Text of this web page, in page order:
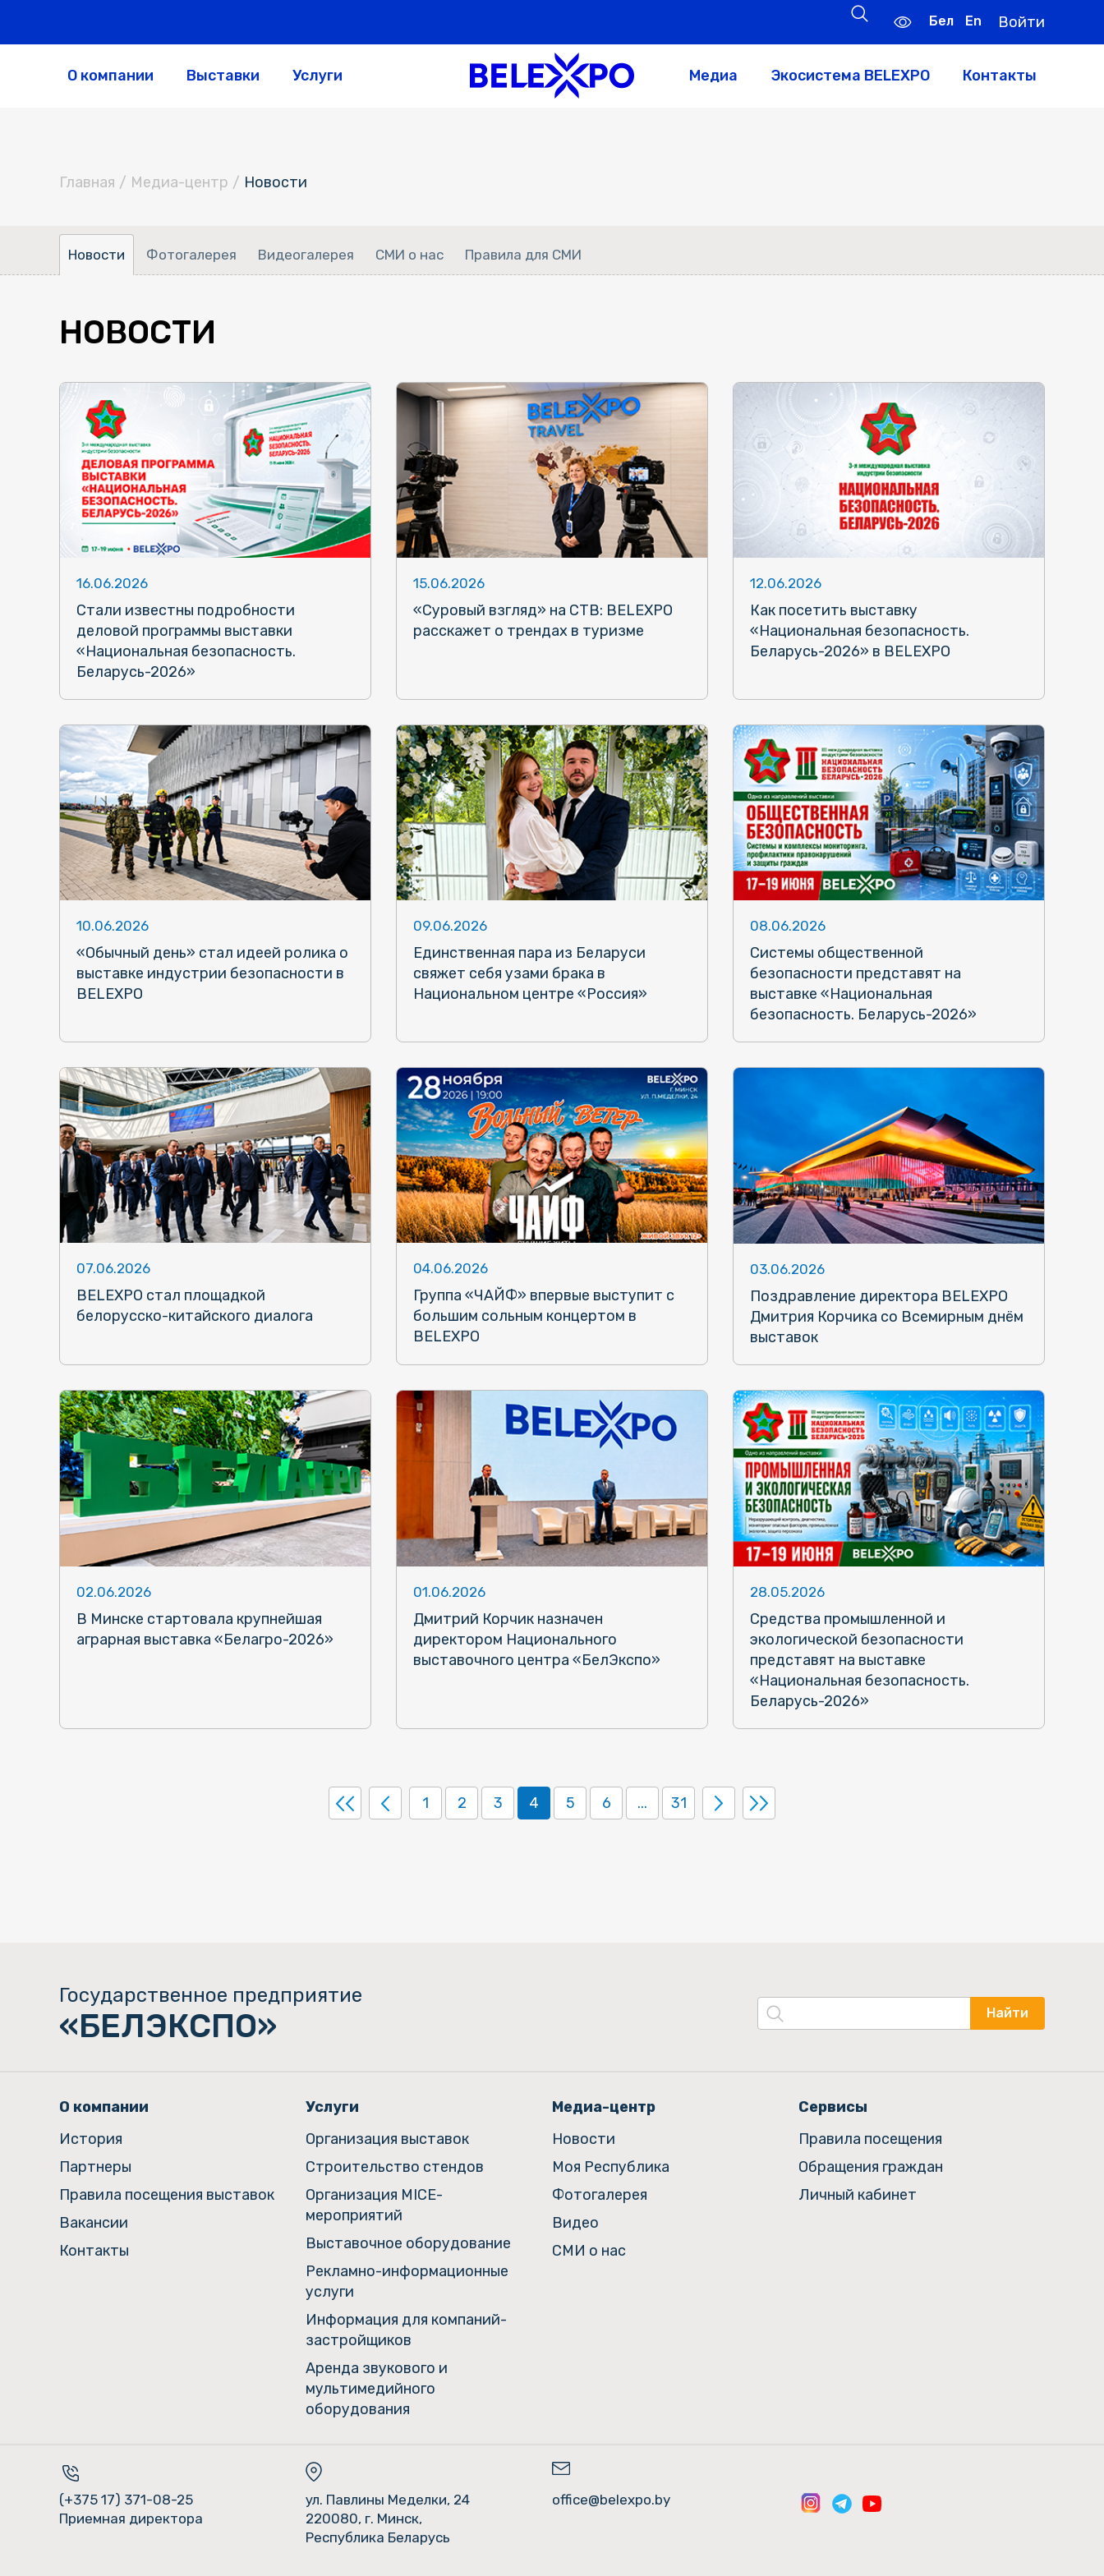
Бел En Войти
О компании Выставки Услуги Медиа Экосистема BELEXPO Контакты
Главная / Медиа-центр / Новости
Новости Фотогалерея Видеогалерея СМИ о нас Правила для СМИ
НОВОСТИ
16.06.2026
Стали известны подробности
деловой программы выставки
«Национальная безопасность.
Беларусь-2026»
15.06.2026
«Суровый взгляд» на СТВ: BELEXPO
расскажет о трендах в туризме
12.06.2026
Как посетить выставку
«Национальная безопасность.
Беларусь-2026» в BELEXPO
10.06.2026
«Обычный день» стал идеей ролика о
выставке индустрии безопасности в
BELEXPO
09.06.2026
Единственная пара из Беларуси
свяжет себя узами брака в
Национальном центре «Россия»
08.06.2026
Системы общественной
безопасности представят на
выставке «Национальная
безопасность. Беларусь-2026»
07.06.2026
BELEXPO стал площадкой
белорусско-китайского диалога
04.06.2026
Группа «ЧАЙФ» впервые выступит с
большим сольным концертом в
BELEXPO
03.06.2026
Поздравление директора BELEXPO
Дмитрия Корчика со Всемирным днём
выставок
02.06.2026
В Минске стартовала крупнейшая
аграрная выставка «Белагро-2026»
01.06.2026
Дмитрий Корчик назначен
директором Национального
выставочного центра «БелЭкспо»
28.05.2026
Средства промышленной и
экологической безопасности
представят на выставке
«Национальная безопасность.
Беларусь-2026»
1 2 3 4 5 6 ... 31
Государственное предприятие
«БЕЛЭКСПО» Найти
О компании
История
Партнеры
Правила посещения выставок
Вакансии
Контакты
Услуги
Организация выставок
Строительство стендов
Организация MICE-
мероприятий
Выставочное оборудование
Рекламно-информационные
услуги
Информация для компаний-
застройщиков
Аренда звукового и
мультимедийного
оборудования
Медиа-центр
Новости
Моя Республика
Фотогалерея
Видео
СМИ о нас
Сервисы
Правила посещения
Обращения граждан
Личный кабинет
(+375 17) 371-08-25
Приемная директора
ул. Павлины Меделки, 24
220080, г. Минск,
Республика Беларусь
office@belexpo.by